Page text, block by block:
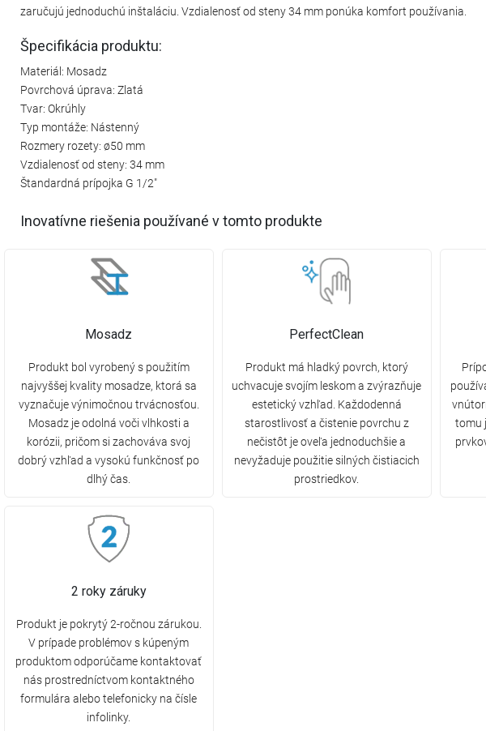
zaručujú jednoduchú inštaláciu. Vzdialenosť od steny 34 mm ponúka komfort používania.
Špecifikácia produktu:
Materiál: Mosadz
Povrchová úprava: Zlatá
Tvar: Okrúhly
Typ montáže: Nástenný
Rozmery rozety: ø50 mm
Vzdialenosť od steny: 34 mm
Štandardná prípojka G 1/2"
Inovatívne riešenia používané v tomto produkte
Mosadz
Produkt bol vyrobený s použitím
najvyššej kvality mosadze, ktorá sa
vyznačuje výnimočnou trvácnosťou.
Mosadz je odolná voči vlhkosti a
korózii, pričom si zachováva svoj
dobrý vzhľad a vysokú funkčnosť po
dlhý čas.
PerfectClean
Produkt má hladký povrch, ktorý
uchvacuje svojím leskom a zvýrazňuje
estetický vzhľad. Každodenná
starostlivosť a čistenie povrchu z
nečistôt je oveľa jednoduchšie a
nevyžaduje použitie silných čistiacich
prostriedkov.
tomu
2 roky záruky
Produkt je pokrytý 2-ročnou zárukou.
V prípade problémov s kúpeným
produktom odporúčame kontaktovať
nás prostredníctvom kontaktného
formulára alebo telefonicky na čísle
infolinky.